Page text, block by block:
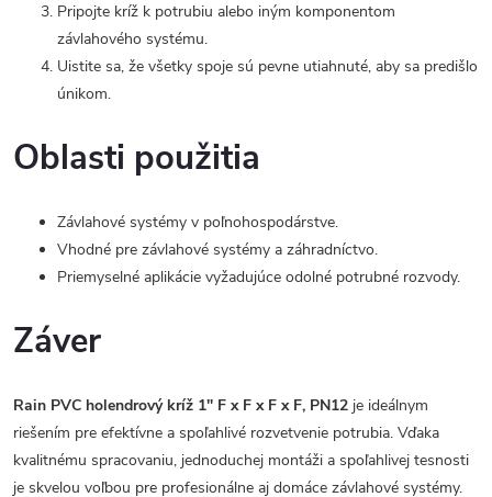
Pripojte kríž k potrubiu alebo iným komponentom
závlahového systému.
Uistite sa, že všetky spoje sú pevne utiahnuté, aby sa predišlo
únikom.
Oblasti použitia
Závlahové systémy v poľnohospodárstve.
Vhodné pre závlahové systémy a záhradníctvo.
Priemyselné aplikácie vyžadujúce odolné potrubné rozvody.
Záver
Rain PVC holendrový kríž 1" F x F x F x F, PN12 je ideálnym
riešením pre efektívne a spoľahlivé rozvetvenie potrubia. Vďaka
kvalitnému spracovaniu, jednoduchej montáži a spoľahlivej tesnosti
je skvelou voľbou pre profesionálne aj domáce závlahové systémy.